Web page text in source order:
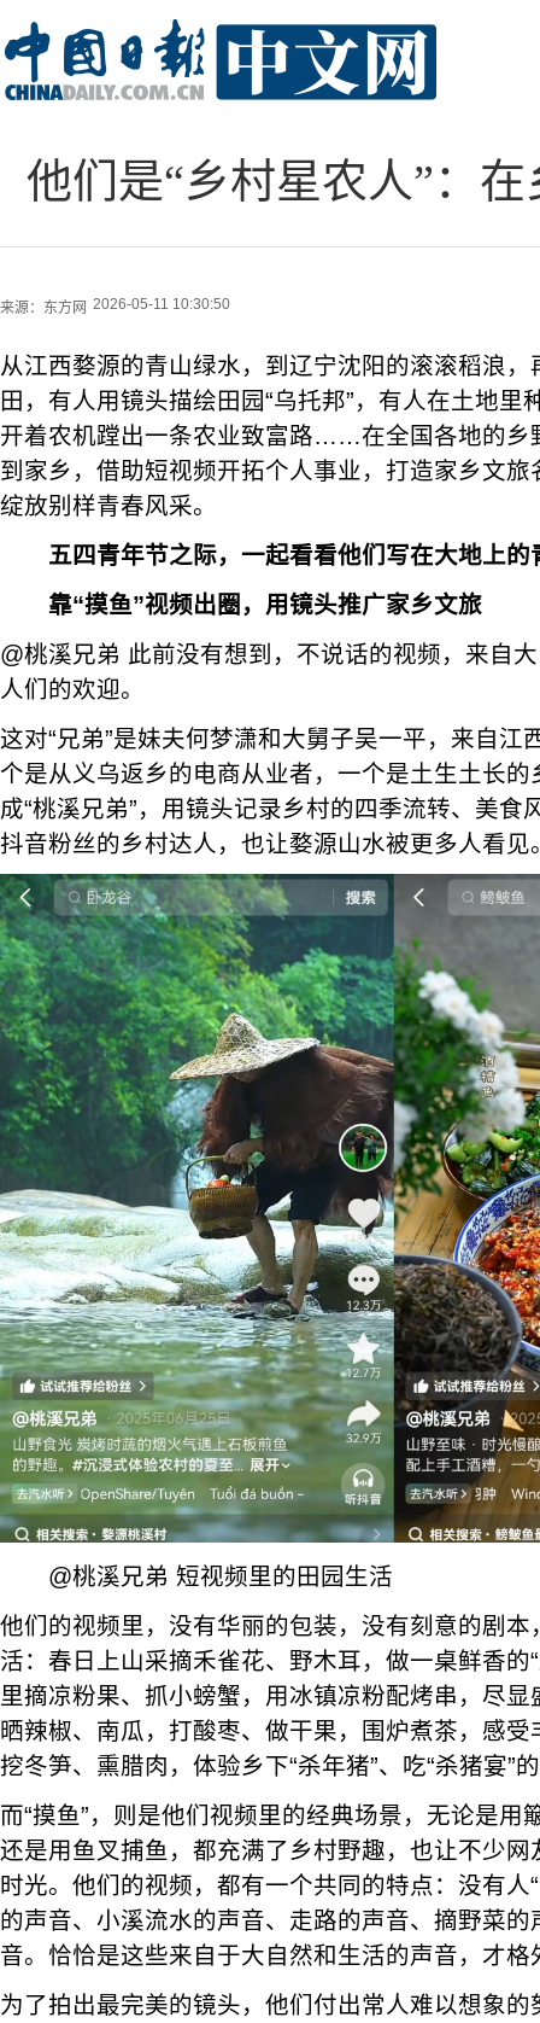
他们是“乡村星农人”：
来源： 东方网 2026-05-11 10:30:50
从江西婺源的青山绿水，到辽宁沈阳的滚滚稻浪
田，有人用镜头描绘田园“乌托邦”，有人在土地里
开着农机蹚出一条农业致富路……在全国各地的乡
到家乡，借助短视频开拓个人事业，打造家乡文
绽放别样青春风采。
五四青年节之际，一起看看他们写在大地上
靠“摸鱼”视频出圈，用镜头推广家乡文旅
@桃溪兄弟 此前没有想到，不说话的视频，来自
人们的欢迎。
这对“兄弟”是妹夫何梦潇和大舅子吴一平，来自江
个是从义乌返乡的电商从业者，一个是土生土长
成“桃溪兄弟”，用镜头记录乡村的四季流转、美食
抖音粉丝的乡村达人，也让婺源山水被更多人看见
@桃溪兄弟 短视频里的田园生活
他们的视频里，没有华丽的包装，没有刻意的剧
活：春日上山采摘禾雀花、野木耳，做一桌鲜香的
里摘凉粉果、抓小螃蟹，用冰镇凉粉配烤串，尽
晒辣椒、南瓜，打酸枣、做干果，围炉煮茶，感
挖冬笋、熏腊肉，体验乡下“杀年猪”、吃“杀猪宴”
而“摸鱼”，则是他们视频里的经典场景，无论是用
还是用鱼叉捕鱼，都充满了乡村野趣，也让不少
时光。他们的视频，都有一个共同的特点：没有人
的声音、小溪流水的声音、走路的声音、摘野菜
音。恰恰是这些来自于大自然和生活的声音，才格
为了拍出最完美的镜头，他们付出常人难以想象